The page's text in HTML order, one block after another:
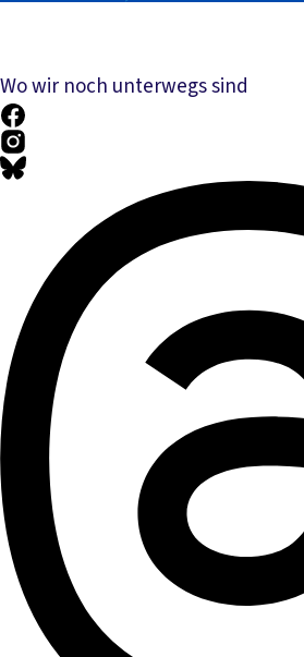
Wo wir noch unterwegs sind